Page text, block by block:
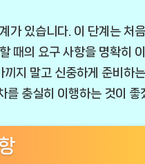
있습니다. 이 단계는 처음
때의 요구 사항을 명확히
지 말고 신중하게 준비하
를 충실히 이행하는 것이 좋